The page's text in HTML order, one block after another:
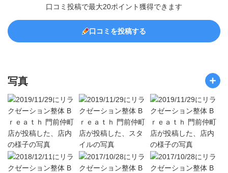
口コミ投稿で最大20ポイント獲得できます
口コミを投稿する
写真